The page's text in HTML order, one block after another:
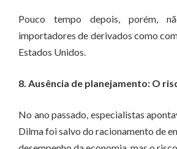
Pouco tempo depois, porém,
importadores de derivados como
Estados Unidos.
8. Ausência de planejamento: O
No ano passado, especialistas
Dilma foi salvo do racionamento de